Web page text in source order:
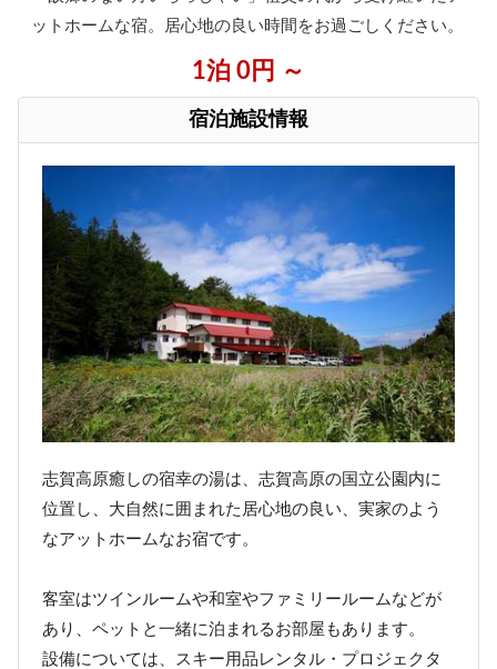
ットホームな宿。居心地の良い時間をお過ごしください。
1泊 0円 ～
宿泊施設情報
志賀高原癒しの宿幸の湯は、志賀高原の国立公園内に
位置し、大自然に囲まれた居心地の良い、実家のよう
なアットホームなお宿です。
客室はツインルームや和室やファミリールームなどが
あり、ペットと一緒に泊まれるお部屋もあります。
設備については、スキー用品レンタル・プロジェクタ